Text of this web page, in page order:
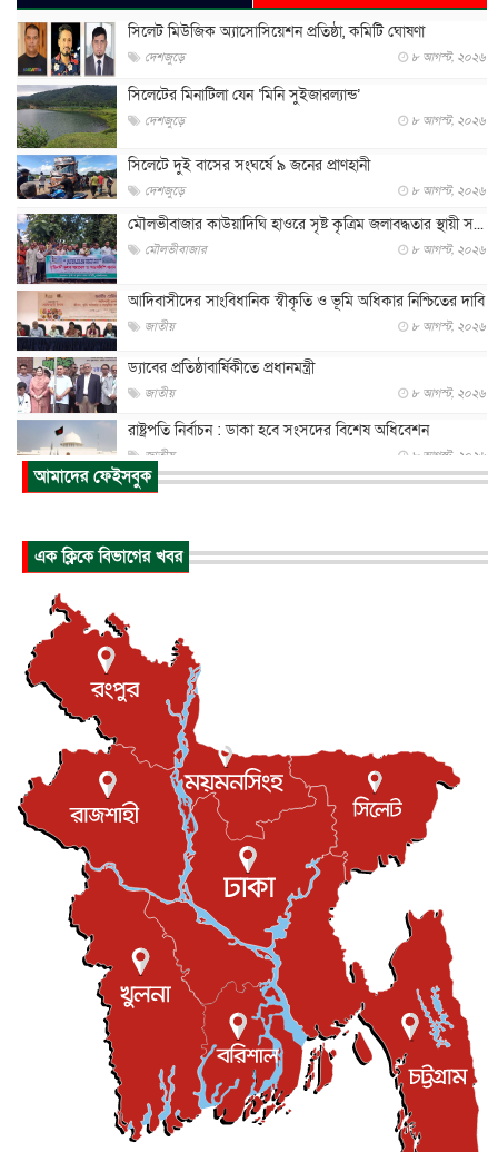
সিলেট মিউজিক অ্যাসোসিয়েশন প্রতিষ্ঠা, কমিটি ঘোষণা
দেশজুড়ে ৮ আগস্ট, ২০২৬
সিলেটের মিনাটিলা যেন ‘মিনি সুইজারল্যান্ড’
দেশজুড়ে ৮ আগস্ট, ২০২৬
সিলেটে দুই বাসের সংঘর্ষে ৯ জনের প্রাণহানী
দেশজুড়ে ৮ আগস্ট, ২০২৬
মৌলভীবাজার কাউয়াদিঘি হাওরে সৃষ্ট কৃত্রিম জলাবদ্ধতার স্থায়ী স...
মৌলভীবাজার ৮ আগস্ট, ২০২৬
আদিবাসীদের সাংবিধানিক স্বীকৃতি ও ভূমি অধিকার নিশ্চিতের দাবি
জাতীয় ৮ আগস্ট, ২০২৬
ড্যাবের প্রতিষ্ঠাবার্ষিকীতে প্রধানমন্ত্রী
জাতীয় ৮ আগস্ট, ২০২৬
রাষ্ট্রপতি নির্বাচন : ডাকা হবে সংসদের বিশেষ অধিবেশন
জাতীয় ৮ আগস্ট, ২০২৬
প্রধানমন্ত্রীর সঙ্গে সাক্ষাতে খুদে শিল্পী অনুশ্রী রায়ের স্বপ...
পাকিস্তান-তুরস্কের সঙ্গে প্রতিরক্ষা চুক্তি সৌদি আরবকে কতটা ন...
যুক্তরাজ্যে গ্রুমিং কেলেঙ্কারি : পাকিস্তানির অপরাধে অস্বস্তি...
আন্তর্জাতিক
বিরোধ কাটিয়ে কূটনৈতিক সম্পর্ক পুনঃস্থাপন করছে মেক্সিকো ও
আন্তর্জাতিক
এবার ওটিটিতে মুক্তি পেল ‘মালিক’
বিনোদন ৮ আগস্ট, ২০২৬
রিয়ালকে ‘না’ বলা রদ্রির জন্য বার্সার কাছে কত চাইল ম্যানসিটি
খেলাধুলা
শিল্পকলায় চলচ্চিত্র উৎসব, বিনা মূল্যে দেখা যাবে ৬ সিনেমা
বিনোদন ৮ আগস্ট, ২০২৬
ইস্ট লন্ডন মসজিদের জুমার খুতবা : “কুরআন হোক জীবন দেখার
লেন্স...
ইসলাম ও জীবন ৭ আগস্ট, ২০২৬
সিলেটের কন্যা মোহিনী রশিদ এনওয়াইপিডির উচ্চপদস্থ কর্মকর্তা
দেশজুড়ে ৬ আগস্ট, ২০২৬
আজ থেকে সবার জন্য উন্মুক্ত জুলাই স্মৃতি জাদুঘর
আমাদের ফেইসবুক
এক ক্লিকে বিভাগের খবর